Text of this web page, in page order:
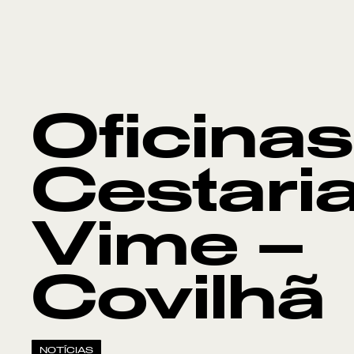
Oficinas
Vime –
Covilhã
NOTÍCIAS